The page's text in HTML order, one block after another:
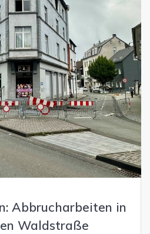
Abbrucharbeiten in
Waldstraße